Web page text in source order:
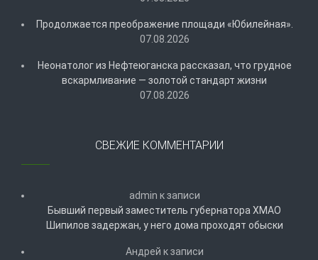
Продолжается преображение площади «Юбилейная».
07.08.2026
Неонатолог из Нефтеюганска рассказал, что грудное
вскармливание — золотой стандарт жизни
07.08.2026
СВЕЖИЕ КОММЕНТАРИИ
admin к записи
Бывший первый заместитель губернатора ХМАО
Шипилов задержан, у него дома проходят обыски
Андрей к записи